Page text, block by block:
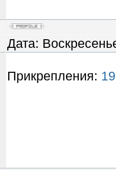
Дата:
Прикрепления: